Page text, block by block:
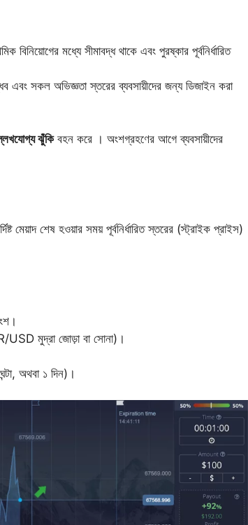
বিনিয়োগের মধ্যে সীমাবদ্ধ থাকে এবং পুরষ্কার পূর্বনির্ধারিত
এবং সকল অভিজ্ঞতা স্তরের ব্যবসায়ীদের জন্য ডিজাইন করা
ঝুঁকিবহন করে । অংশগ্রহণের আগে ব্যবসায়ীদের
মেয়াদ শেষ হওয়ার সময় পূর্বনির্ধারিত স্তরের (স্ট্রাইক প্রাইস)
USD মুদ্রা জোড়া বা সোনা)।
অথবা ১ দিন)।